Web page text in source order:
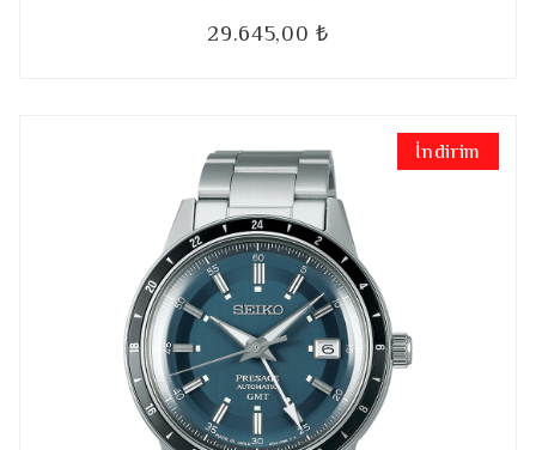
29.645,00 ₺
İndirim